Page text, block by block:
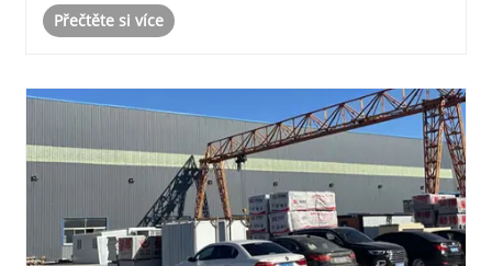
upřednostňujeme efektivitu a přesnost, abychom
Přečtěte si více